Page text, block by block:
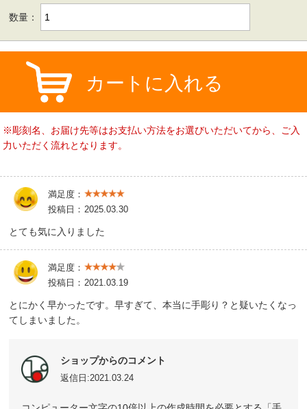
数量：
カートに入れる
※彫刻名、お届け先等はお支払い方法をお選びいただいてから、ご入
力いただく流れとなります。
満足度：
投稿日： 2025.03.30
とても気に入りました
満足度：
投稿日： 2021.03.19
とにかく早かったです。早すぎて、本当に手彫り？と疑いたくなっ
てしまいました。
ショップからのコメント
返信日:2021.03.24